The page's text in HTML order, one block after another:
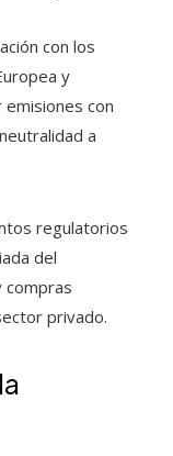
con los
y
con
a
regulatorios
del
compras
privado.